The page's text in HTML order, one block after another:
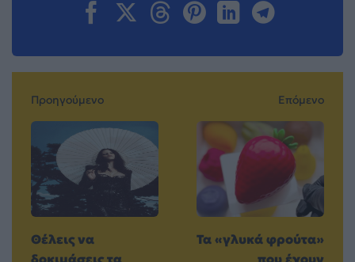
Προηγούμενο
Θέλεις να
δοκιμάσεις τα
Επόμενο
Τα «γλυκά φρούτα»
που έχουν